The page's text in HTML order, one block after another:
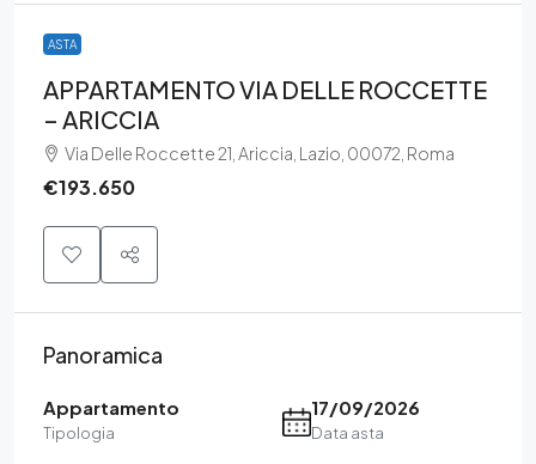
ASTA
APPARTAMENTO VIA DELLE ROCCETTE
– ARICCIA
Via Delle Roccette 21, Ariccia, Lazio, 00072, Roma
€193.650
Panoramica
Appartamento
Tipologia
17/09/2026
Data asta